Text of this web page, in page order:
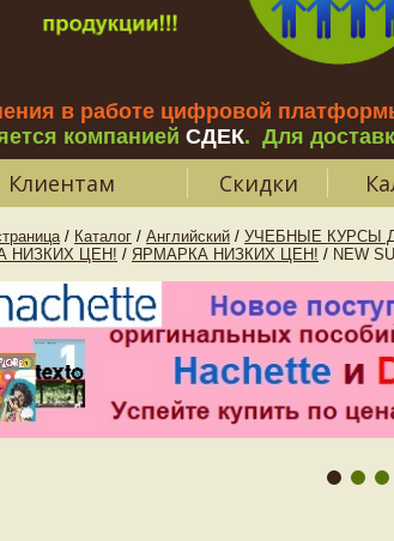
в работе цифровой
компанией СДЕК. Для
Клиентам Скидки
/ Каталог / Английский / УЧЕБНЫЕ КУРСЫ
НИЗКИХ ЦЕН! / ЯРМАРКА НИЗКИХ ЦЕН! / NEW